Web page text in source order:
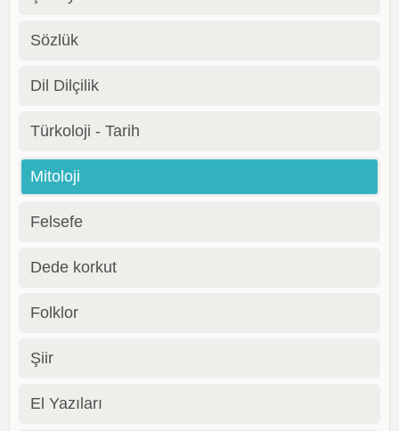
Sözlük
Dil Dilçilik
Türkoloji - Tarih
Mitoloji
Felsefe
Dede korkut
Folklor
Şiir
El Yazıları